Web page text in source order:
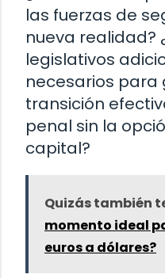
las fuerzas de
nueva realidad?
legislativos
necesarios para
transición
penal sin la
capital?
Quizás también
momento ideal
euros a dólares?